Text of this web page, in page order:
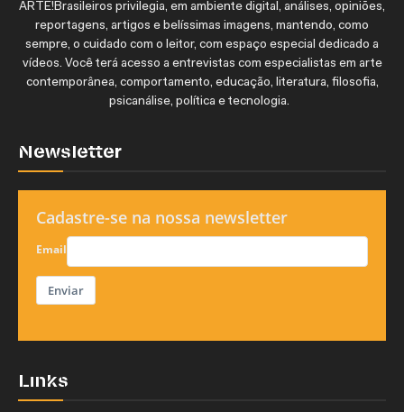
ARTE!Brasileiros privilegia, em ambiente digital, análises, opiniões,
reportagens, artigos e belíssimas imagens, mantendo, como
sempre, o cuidado com o leitor, com espaço especial dedicado a
vídeos. Você terá acesso a entrevistas com especialistas em arte
contemporânea, comportamento, educação, literatura, filosofia,
psicanálise, política e tecnologia.
Newsletter
Cadastre-se na nossa newsletter
Email
Enviar
Links